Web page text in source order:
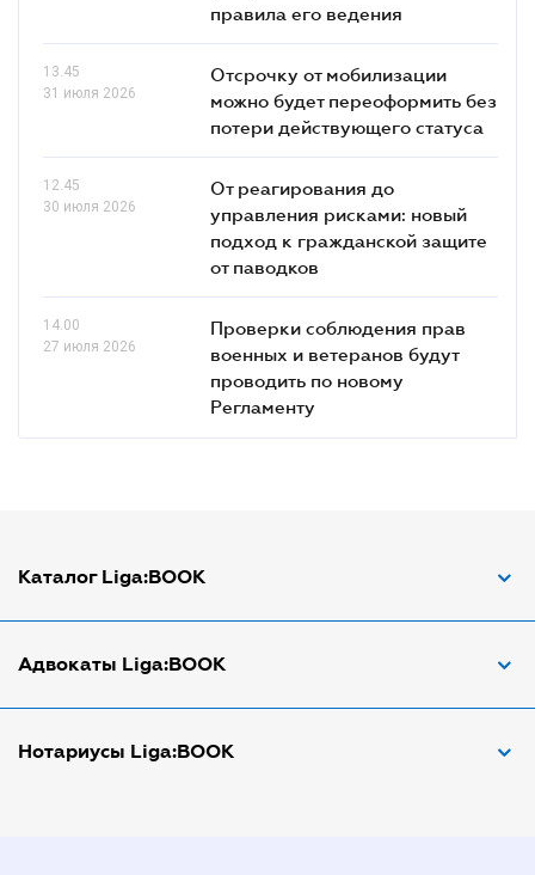
правила его ведения
13.45
31 июля 2026
Отсрочку от мобилизации
можно будет переоформить без
потери действующего статуса
12.45
30 июля 2026
От реагирования до
управления рисками: новый
подход к гражданской защите
от паводков
14.00
27 июля 2026
Проверки соблюдения прав
военных и ветеранов будут
проводить по новому
Регламенту
Каталог Liga:BOOK
Адвокат по трудовым спорам
Арбитражный управляющий
Адвокаты Liga:BOOK
Адвокаты в Днепре
Нотариусы Liga:BOOK